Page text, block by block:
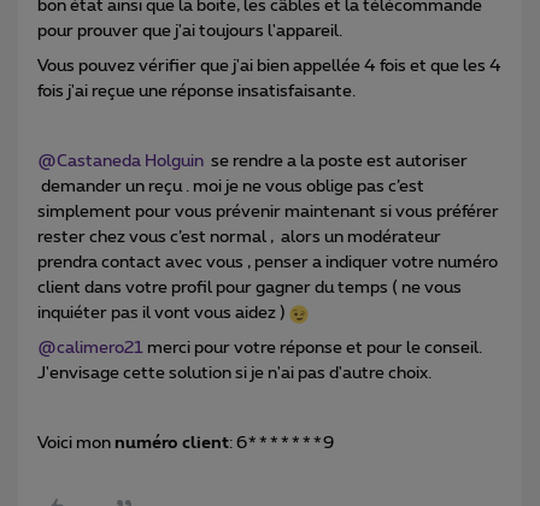
bon état ainsi que la boite, les câbles et la télécommande
pour prouver que j'ai toujours l'appareil.
Vous pouvez vérifier que j'ai bien appellée 4 fois et que les 4
fois j'ai reçue une réponse insatisfaisante.
@Castaneda Holguin se rendre a la poste est autoriser
demander un reçu . moi je ne vous oblige pas c’est
simplement pour vous prévenir maintenant si vous préférer
rester chez vous c’est normal , alors un modérateur
prendra contact avec vous , penser a indiquer votre numéro
client dans votre profil pour gagner du temps ( ne vous
inquiéter pas il vont vous aidez )
@calimero21 merci pour votre réponse et pour le conseil.
J'envisage cette solution si je n'ai pas d'autre choix.
Voici mon numéro client: 6*******9